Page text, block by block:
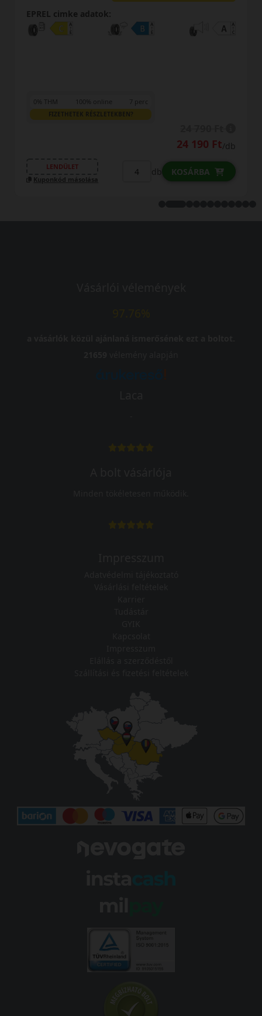
EPREL cimke adatok:
0% THM 100% online 7 perc
FIZETHETEK RÉSZLETEKBEN?
24 690 Ft/db
LENDÜLET
Kuponkód másolása
db KOSÁRBA